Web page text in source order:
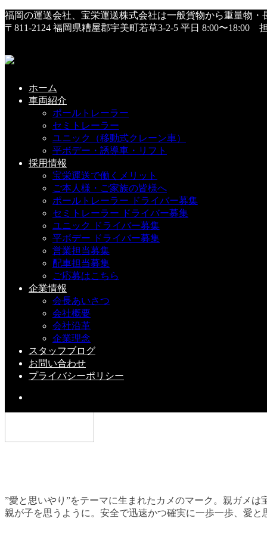
福岡の運送会社、宝栄運送株式会社は一般貨物から重量物
〒811-2124 福岡県糟屋郡宇美町若草3-2-5 平日 8:00〜18:00
ホーム
車両紹介
ポールトレーラー
セミトレーラー
ユニック（移動式クレーン車）
平ボデー・誘導車・リフト
採用情報
宝栄運送で働くメリット
ご本人様・ご家族の皆様へ
ポールトレーラー ドライバー募集
セミトレーラー ドライバー募集
ユニック ドライバー募集
平ボデー ドライバー募集
営業担当募集
配車担当募集
ご応募はこちら
企業情報
会長あいさつ
会社概要
会社沿革
企業理念
スタッフブログ
お問い合わせ
プライバシーポリシー
HOME
1年①
1年①
こちらの記事もどうぞ
新社屋工事、完成間近！
2019-09-19(Thu)
大型平ボディ・新車が入庫しました !(^^)!
2024-10-23(Wed)
『第２回・宝栄カップ』開催②
2018-05-01(Tue)
”愛と思いやり”をテーマに生まれたカメのマーク。親ガメ
親が子を思うように。安全で迅速かつ確実に一歩一歩、愛